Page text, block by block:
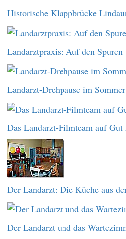
Historische Klappbrücke
Landarztpraxis: Auf den Spuren
Landarzt-Drehpause im
Das Landarzt-Filmteam auf
Der Landarzt: Die Küche aus
Der Landarzt und das